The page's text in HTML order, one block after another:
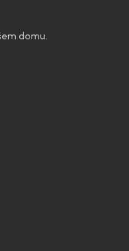
domu.